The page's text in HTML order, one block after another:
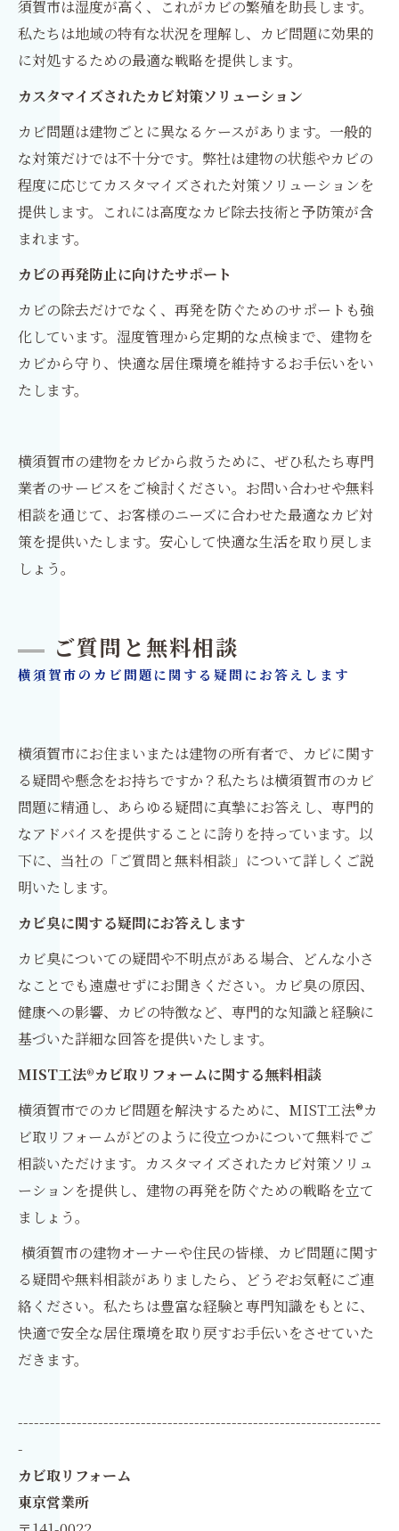
須賀市は湿度が高く、これがカビの繁殖を助長します。
私たちは地域の特有な状況を理解し、カビ問題に効果的
に対処するための最適な戦略を提供します。
カスタマイズされたカビ対策ソリューション
カビ問題は建物ごとに異なるケースがあります。一般的
な対策だけでは不十分です。弊社は建物の状態やカビの
程度に応じてカスタマイズされた対策ソリューションを
提供します。これには高度なカビ除去技術と予防策が含
まれます。
カビの再発防止に向けたサポート
カビの除去だけでなく、再発を防ぐためのサポートも強
化しています。湿度管理から定期的な点検まで、建物を
カビから守り、快適な居住環境を維持するお手伝いをい
たします。
横須賀市の建物をカビから救うために、ぜひ私たち専門
業者のサービスをご検討ください。お問い合わせや無料
相談を通じて、お客様のニーズに合わせた最適なカビ対
策を提供いたします。安心して快適な生活を取り戻しま
しょう。
ご質問と無料相談
横須賀市のカビ問題に関する疑問にお答えします
横須賀市にお住まいまたは建物の所有者で、カビに関す
る疑問や懸念をお持ちですか？私たちは横須賀市のカビ
問題に精通し、あらゆる疑問に真摯にお答えし、専門的
なアドバイスを提供することに誇りを持っています。以
下に、当社の「ご質問と無料相談」について詳しくご説
明いたします。
カビ臭に関する疑問にお答えします
カビ臭についての疑問や不明点がある場合、どんな小さ
なことでも遠慮せずにお聞きください。カビ臭の原因、
健康への影響、カビの特徴など、専門的な知識と経験に
基づいた詳細な回答を提供いたします。
MIST工法®カビ取リフォームに関する無料相談
横須賀市でのカビ問題を解決するために、MIST工法®カ
ビ取リフォームがどのように役立つかについて無料でご
相談いただけます。カスタマイズされたカビ対策ソリュ
ーションを提供し、建物の再発を防ぐための戦略を立て
ましょう。
横須賀市の建物オーナーや住民の皆様、カビ問題に関す
る疑問や無料相談がありましたら、どうぞお気軽にご連
絡ください。私たちは豊富な経験と専門知識をもとに、
快適で安全な居住環境を取り戻すお手伝いをさせていた
だきます。
--------------------------------------------------------------------
-
カビ取リフォーム
東京営業所